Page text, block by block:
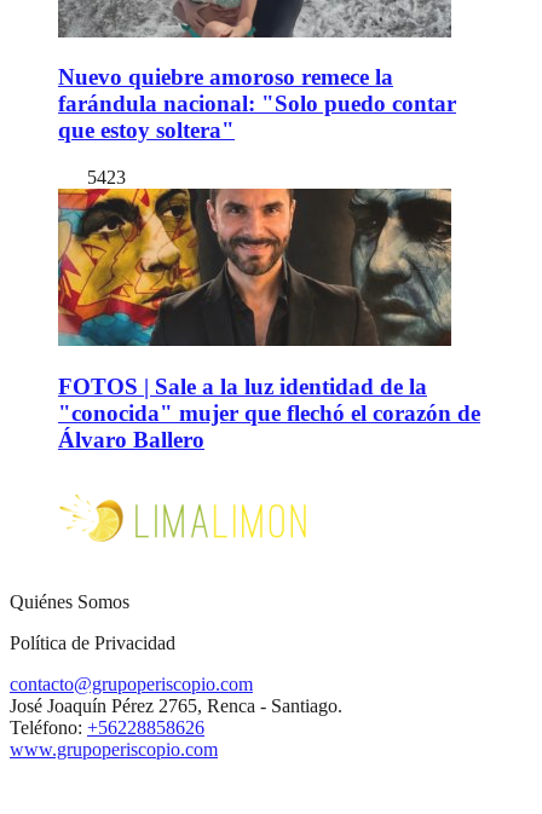
Nuevo quiebre amoroso remece la
farándula nacional: "Solo puedo contar
que estoy soltera"
5423
FOTOS | Sale a la luz identidad de la
"conocida" mujer que flechó el corazón de
Álvaro Ballero
Quiénes Somos
Política de Privacidad
contacto@grupoperiscopio.com
José Joaquín Pérez 2765, Renca - Santiago.
Teléfono: +56228858626
www.grupoperiscopio.com